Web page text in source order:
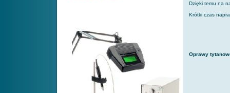
Dzięki temu na
Krótki czas
Oprawy